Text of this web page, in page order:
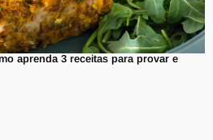
aprenda 3 receitas para provar e